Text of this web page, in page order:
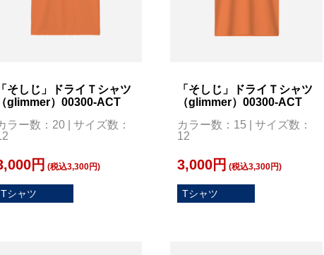
そしじ」ドライＴシャツ
glimmer）00300-ACT
ラー数：20 | サイズ数：
Tシャツ
円 (税込3,300円)
「そしじ」ドライＴシャツ
（glimmer）00300-ACT
カラー数：15 | サイズ数：
12
Tシャツ
3,000円 (税込3,300円)